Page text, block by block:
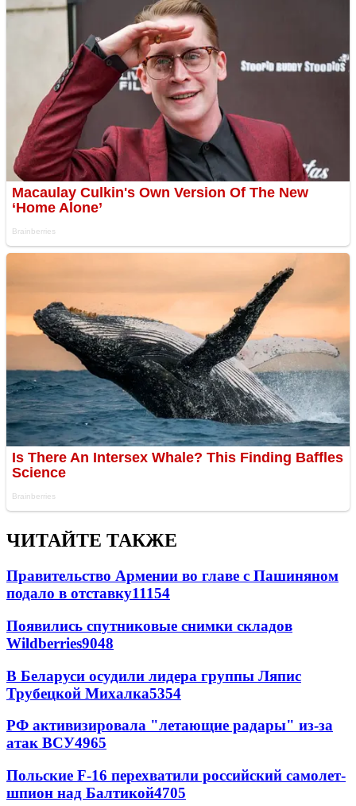
ЧИТАЙТЕ ТАКЖЕ
Правительство Армении во главе с Пашиняном
подало в отставку11154
Появились спутниковые снимки складов
Wildberries9048
В Беларуси осудили лидера группы Ляпис
Трубецкой Михалка5354
РФ активизировала "летающие радары" из-за
атак ВСУ4965
Польские F-16 перехватили российский самолет-
шпион над Балтикой4705